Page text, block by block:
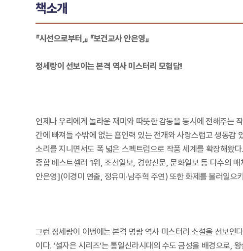
책소개
『시선으로부터,』 『보건교사 안은영』
정세랑이 선보이는 본격 역사 미스터리 모험담!
언제나 우리에게 놀라운 재미와 따뜻한 감동을 동시에 전해주는
간에 빠져들 수밖에 없는 흡인력 있는 전개와 사랑스럽고 생동감
소리를 지니면서도 폭 넓은 스펙트럼으로 작품 세계를 확장해왔
종합 베스트셀러 1위, 조선일보, 경향신문, 문화일보 등 다수의
안은영](이경미 연출, 정유미·남주혁 주연) 또한 화제를 불러일으
그런 정세랑이 이번에는 본격 명랑 역사 미스터리 소설을 선보인
이다. ‘설자은 시리즈’는 통일신라시대의 수도 금성을 배경으로,